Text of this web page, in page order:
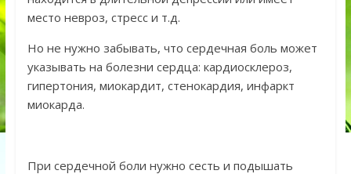
место невроз, стресс и т.д.
Но не нужно забывать, что сердечная боль может
указывать на болезни сердца: кардиосклероз,
гипертония, миокардит, стенокардия, инфаркт
миокарда.
При сердечной боли нужно сесть и подышать